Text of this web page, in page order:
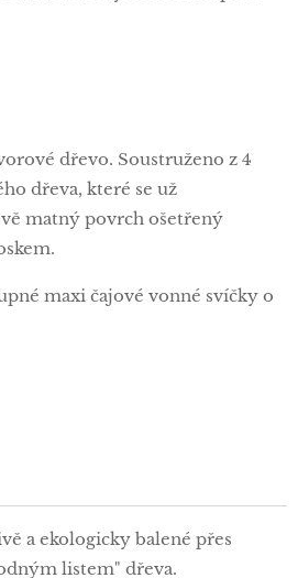
dřevo. Soustruženo z 4
dřeva, které se už
matný povrch ošetřený
maxi čajové vonné svíčky o
a ekologicky balené přes
listem" dřeva.